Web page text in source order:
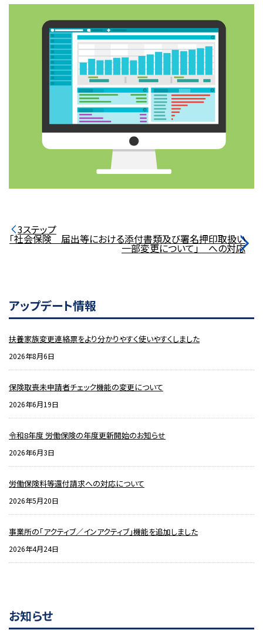
3ステップ
「社会保険 届出等における添付書類及び署名押印取扱い
一部変更について」 への対応
アップデート情報
扶養家族変更連絡票をより分かりやすく使いやすくしました
2026年8月6日
保険取喪未申請者チェック機能の変更について
2026年6月19日
令和8年度 労働保険の年度更新開始のお知らせ
2026年6月3日
労働保険料等還付請求への対応について
2026年5月20日
事業所の「アクティブ／インアクティブ」機能を追加しました
2026年4月24日
お知らせ